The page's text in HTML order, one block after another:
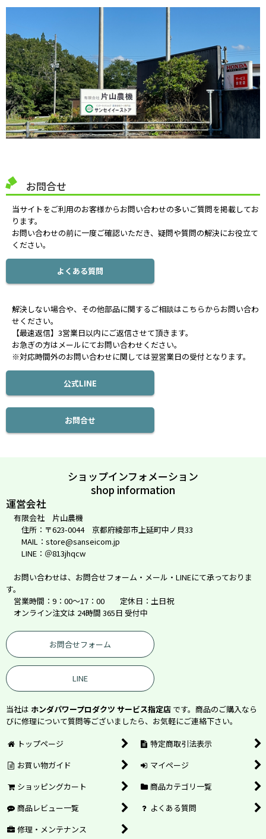
お問合せ
当サイトをご利用のお客様からお問い合わせの多いご質問を掲載してお
ります。
お問い合わせの前に一度ご確認いただき、疑問や質問の解決にお役立て
ください。
よくある質問
解決しない場合や、その他部品に関するご相談はこちらからお問い合わ
せください。
【最速返信】3営業日以内にご返信させて頂きます。
お急ぎの方はメールにてお問い合わせください。
※対応時間外のお問い合わせに関しては翌営業日の受付となります。
公式LINE
お問合せ
ショップインフォメーション
shop information
運営会社
有限会社 片山農機
住所：〒623-0044 京都府綾部市上延町中ノ貝33
MAIL：store@sanseicom.jp
LINE：＠813jhqcw
お問い合わせは、お問合せフォーム・メール・LINEにて承っておりま
す。
営業時間：9：00～17：00 定休日：土日祝
オンライン注文は 24時間 365日 受付中
お問合せフォーム
LINE
当社は ホンダパワープロダクツ サービス指定店 です。商品のご購入なら
びに修理について質問等ございましたら、お気軽にご連絡下さい。
トップページ
特定商取引法表示
お買い物ガイド
マイページ
ショッピングカート
商品カテゴリ一覧
商品レビュー一覧
よくある質問
修理・メンテナンス